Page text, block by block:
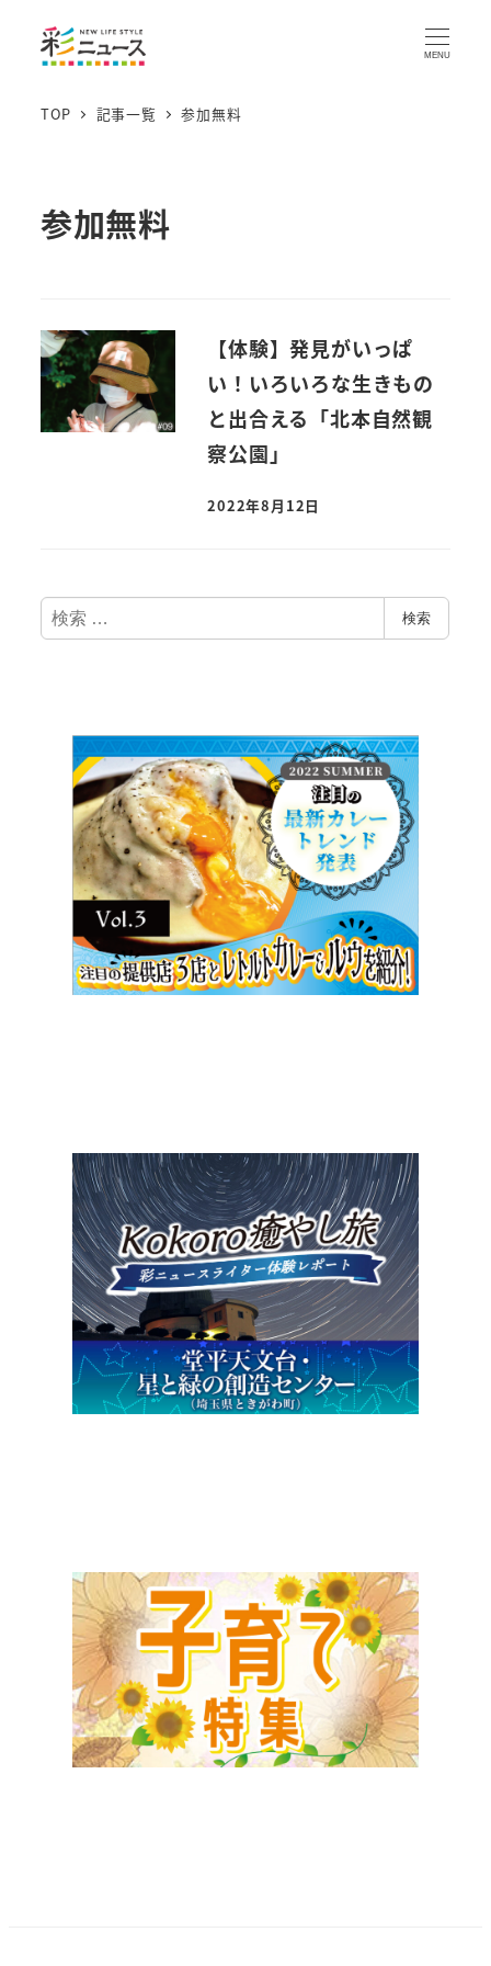
MENU
TOP 記事一覧 参加無料
参加無料
【体験】発見がいっぱ
い！いろいろな生きもの
と出合える「北本自然観
察公園」
2022年8月12日
検
索
検索